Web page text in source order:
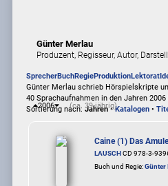
Günter Merlau
Produzent, Regisseur, Autor,
SprecherBuchRegieProduktionLektorat
Günter Merlau schrieb Hörspielskripte
40 Sprachaufnahmen in den Jahren 2006
Sortierung nach: Jahren•Katalogen•
2006 (ca. 39-jährig)
Caine (1) Das
LAUSCHCD 978-3-
Buch und Regie:Günter